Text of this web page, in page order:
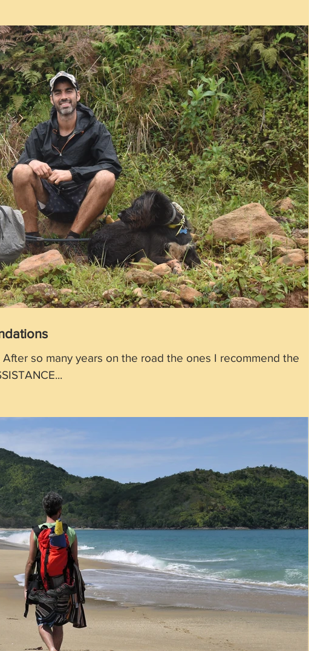
so many years on the road the ones I recommend the